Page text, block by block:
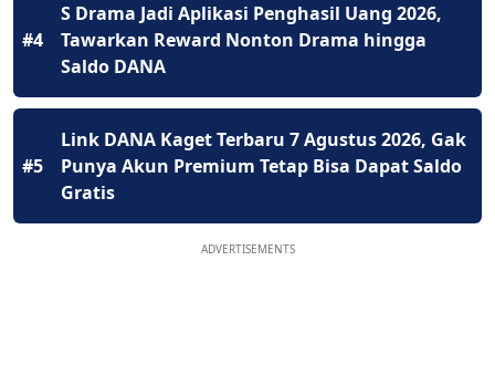
#4
S Drama Jadi Aplikasi Penghasil Uang 2026,
Tawarkan Reward Nonton Drama hingga
Saldo DANA
#5
Link DANA Kaget Terbaru 7 Agustus 2026, Gak
Punya Akun Premium Tetap Bisa Dapat Saldo
Gratis
ADVERTISEMENTS